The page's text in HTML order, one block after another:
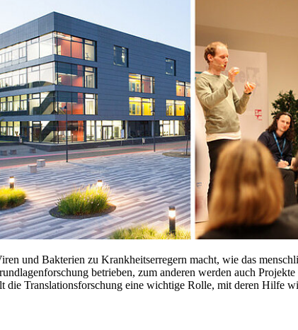
und Bakterien zu Krankheitserregern macht, wie das
betrieben, zum anderen werden auch
Translationsforschung eine wichtige Rolle, mit deren Hilfe